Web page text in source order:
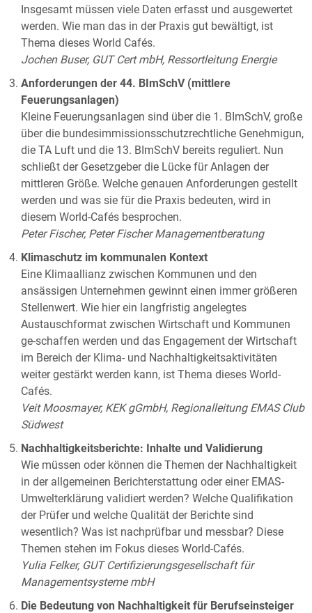
Insgesamt müssen viele Daten erfasst und ausgewertet
werden. Wie man das in der Praxis gut bewältigt, ist
Thema dieses World Cafés.
Jochen Buser, GUT Cert mbH, Ressortleitung Energie
Anforderungen der 44. BImSchV (mittlere
Feuerungsanlagen)
Kleine Feuerungsanlagen sind über die 1. BImSchV, große
über die bundesimmissionsschutzrechtliche Genehmigun,
die TA Luft und die 13. BImSchV bereits reguliert. Nun
schließt der Gesetzgeber die Lücke für Anlagen der
mittleren Größe. Welche genauen Anforderungen gestellt
werden und was sie für die Praxis bedeuten, wird in
diesem World-Cafés besprochen.
Peter Fischer, Peter Fischer Managementberatung
Klimaschutz im kommunalen Kontext
Eine Klimaallianz zwischen Kommunen und den
ansässigen Unternehmen gewinnt einen immer größeren
Stellenwert. Wie hier ein langfristig angelegtes
Austauschformat zwischen Wirtschaft und Kommunen
ge-schaffen werden und das Engagement der Wirtschaft
im Bereich der Klima- und Nachhaltigkeitsaktivitäten
weiter gestärkt werden kann, ist Thema dieses World-
Cafés.
Veit Moosmayer, KEK gGmbH, Regionalleitung EMAS Club
Südwest
Nachhaltigkeitsberichte: Inhalte und Validierung
Wie müssen oder können die Themen der Nachhaltigkeit
in der allgemeinen Berichterstattung oder einer EMAS-
Umwelterklärung validiert werden? Welche Qualifikation
der Prüfer und welche Qualität der Berichte sind
wesentlich? Was ist nachprüfbar und messbar? Diese
Themen stehen im Fokus dieses World-Cafés.
Yulia Felker, GUT Certifizierungsgesellschaft für
Managementsysteme mbH
Die Bedeutung von Nachhaltigkeit für Berufseinsteiger